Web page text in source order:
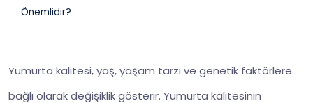
Önemlidir?
Yumurta kalitesi, yaş, yaşam tarzı ve genetik faktörlere
bağlı olarak değişiklik gösterir. Yumurta kalitesinin